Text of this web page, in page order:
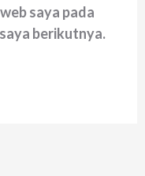
saya pada
berikutnya.